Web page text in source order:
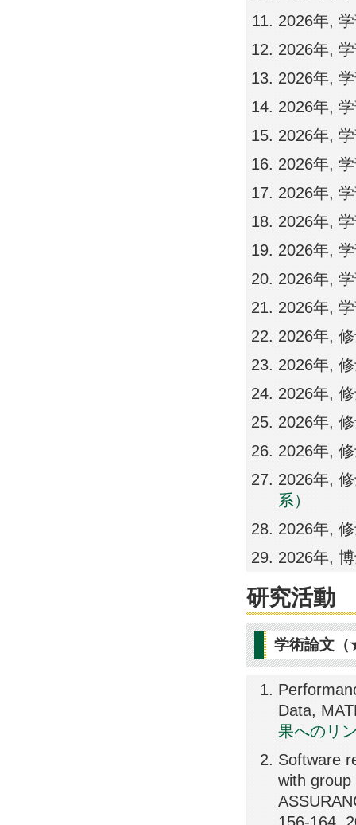
2026年,
2026年,
2026年,
2026年,
2026年,
2026年,
2026年,
2026年,
2026年,
2026年,
2026年,
2026年,
2026年,
2026年,
2026年,
2026年,
2026年,
系）
2026年,
2026年,
研究活動
学術論文
Data,
果へのリ
Software
with group